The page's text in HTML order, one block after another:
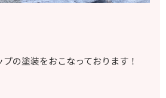
の塗装をおこなっております！